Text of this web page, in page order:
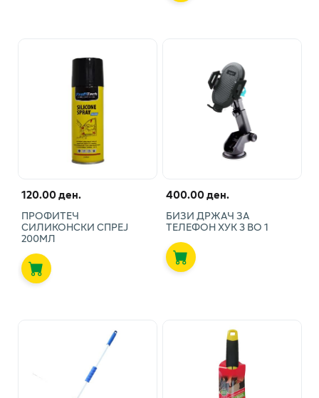
120.00 ден.
ПРОФИТЕЧ
СИЛИКОНСКИ СПРЕЈ
200МЛ
400.00 ден.
БИЗИ ДРЖАЧ ЗА
ТЕЛЕФОН ХУК 3 ВО 1